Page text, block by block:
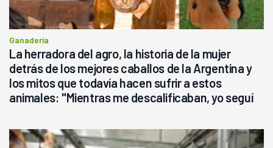
Ganadería
La herradora del agro, la historia de la mujer
detrás de los mejores caballos de la Argentina y
los mitos que todavía hacen sufrir a estos
animales: "Mientras me descalificaban, yo seguí